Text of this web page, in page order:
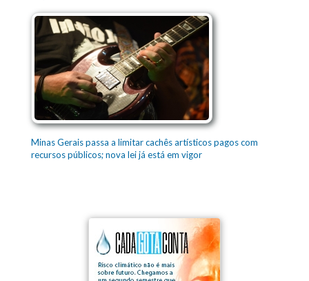
Minas Gerais passa a limitar cachês artísticos pagos com
recursos públicos; nova lei já está em vigor